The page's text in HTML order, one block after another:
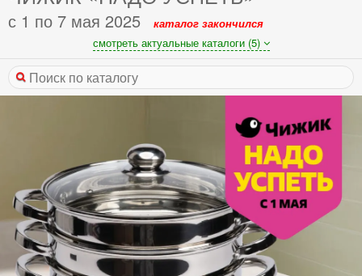
с 1 по 7 мая 2025
каталог закончился
смотреть актуальные каталоги (5)